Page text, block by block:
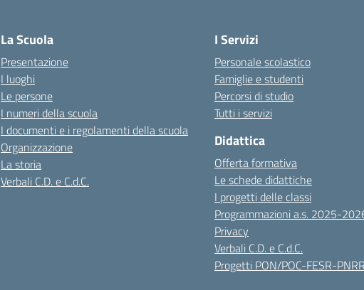
La Scuola
Presentazione
I luoghi
Le persone
I numeri della scuola
I documenti e i regolamenti della scuola
Organizzazione
La storia
Verbali C.D. e C.d.C.
I Servizi
Personale scolastico
Famiglie e studenti
Percorsi di studio
Tutti i servizi
Didattica
Offerta formativa
Le schede didattiche
I progetti delle classi
Programmazioni a.s. 2025-
Privacy
Verbali C.D. e C.d.C.
Progetti PON/POC-FESR-